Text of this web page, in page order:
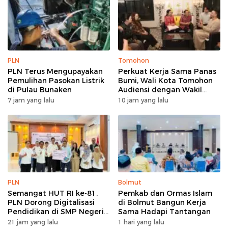
PLN
PLN Terus Mengupayakan
Pemulihan Pasokan Listrik
di Pulau Bunaken
7 jam yang lalu
Tomohon
Perkuat Kerja Sama Panas
Bumi, Wali Kota Tomohon
Audiensi dengan Wakil
Dubes Selandia Baru
10 jam yang lalu
PLN
Semangat HUT RI ke-81,
PLN Dorong Digitalisasi
Pendidikan di SMP Negeri
1 Palu Lewat Program TJSL
21 jam yang lalu
Bolmut
Pemkab dan Ormas Islam
di Bolmut Bangun Kerja
Sama Hadapi Tantangan
1 hari yang lalu